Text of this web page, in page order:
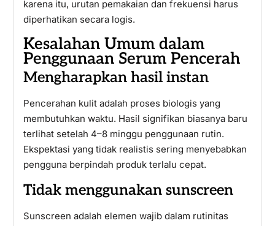
karena itu, urutan pemakaian dan frekuensi harus
diperhatikan secara logis.
Kesalahan Umum dalam
Penggunaan Serum Pencerah
Mengharapkan hasil instan
Pencerahan kulit adalah proses biologis yang
membutuhkan waktu. Hasil signifikan biasanya baru
terlihat setelah 4–8 minggu penggunaan rutin.
Ekspektasi yang tidak realistis sering menyebabkan
pengguna berpindah produk terlalu cepat.
Tidak menggunakan sunscreen
Sunscreen adalah elemen wajib dalam rutinitas